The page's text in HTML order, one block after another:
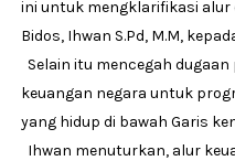
ini untuk mengklarifikasi alur
Bidos, Ihwan S.Pd, M.M,
Selain itu mencegah
keuangan negara untuk
yang hidup di bawah Garis
Ihwan menuturkan, alur